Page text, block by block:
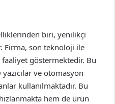
biri, yenilikçi
Firma, son teknoloji ile
göstermektedir. Bu
ve otomasyon
kullanılmaktadır. Bu
hem de ürün